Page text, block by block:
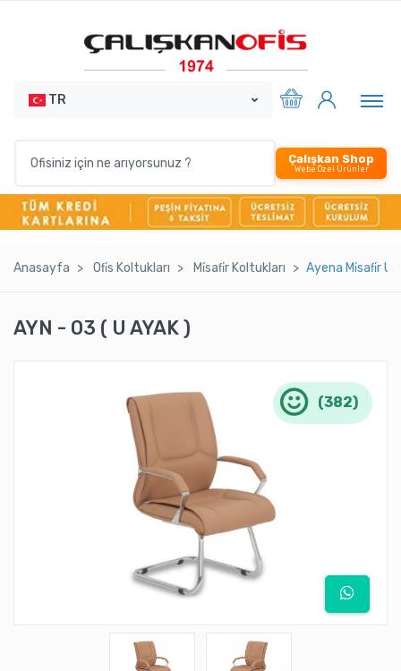
TR
Çalışkan Shop
Webe Özel Ürünler
Anasayfa Ofi̇s Koltukları Mi̇safi̇r Koltukları Ayena Mi̇safi̇r U
AYN - 03 ( U AYAK )
(382)